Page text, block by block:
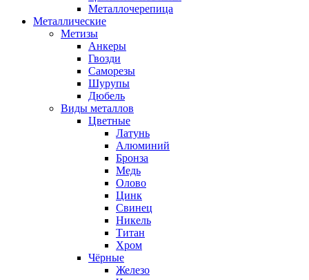
Металлочерепица
Металлические
Метизы
Анкеры
Гвозди
Саморезы
Шурупы
Дюбель
Виды металлов
Цветные
Латунь
Алюминий
Бронза
Медь
Олово
Цинк
Свинец
Никель
Титан
Хром
Чёрные
Железо